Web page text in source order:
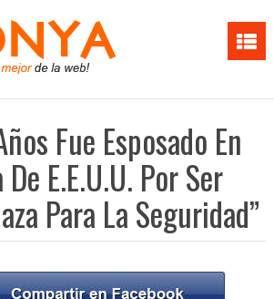
Fue Esposado En
E.E.U.U. Por Ser
Para La Seguridad”